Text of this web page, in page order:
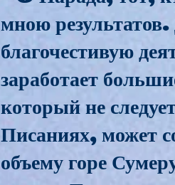
мною
благочестивую
заработает
который не
Писаниях, может
объему горе